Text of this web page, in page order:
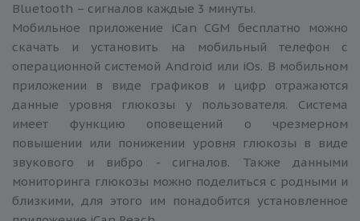
Bluetooth – сигналов каждые 3 минуты.
Мобильное приложение iCan CGM бесплатно можно
скачать и установить на мобильный телефон с
операционной системой Android или iOs. В мобильном
приложении в виде графиков и цифр отражаются
данные уровня глюкозы у пользователя. Система
имеет функцию оповещений о чрезмерном
повышении или понижении уровня глюкозы в виде
звукового и вибро - сигналов. Также данными
мониторинга глюкозы можно поделиться с родными и
близкими, для этого им понадобится установленное